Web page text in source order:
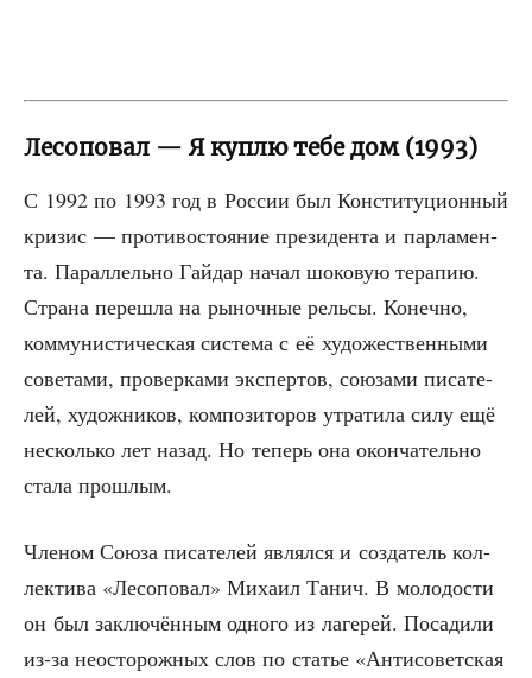
Лесоповал — Я куплю тебе дом (1993)
С 1992 по 1993 год в Рос­сии был Кон­сти­ту­ци­он­ный
кри­зис — про­ти­во­сто­я­ние пре­зи­ден­та и пар­ла­мен­
та. Парал­лель­но Гай­дар начал шоко­вую тера­пию.
Стра­на пере­шла на рыноч­ные рель­сы. Конеч­но,
ком­му­ни­сти­че­ская систе­ма с её худо­же­ствен­ны­ми
сове­та­ми, про­вер­ка­ми экс­пер­тов, сою­за­ми писа­те­
лей, худож­ни­ков, ком­по­зи­то­ров утра­ти­ла силу ещё
несколь­ко лет назад. Но теперь она окон­ча­тель­но
ста­ла прошлым.
Чле­ном Сою­за писа­те­лей являл­ся и созда­тель кол­
лек­ти­ва «Лесо­по­вал» Миха­ил Танич. В моло­до­сти
он был заклю­чён­ным одно­го из лаге­рей. Поса­ди­ли
из-за неосто­рож­ных слов по ста­тье «Анти­со­вет­ская